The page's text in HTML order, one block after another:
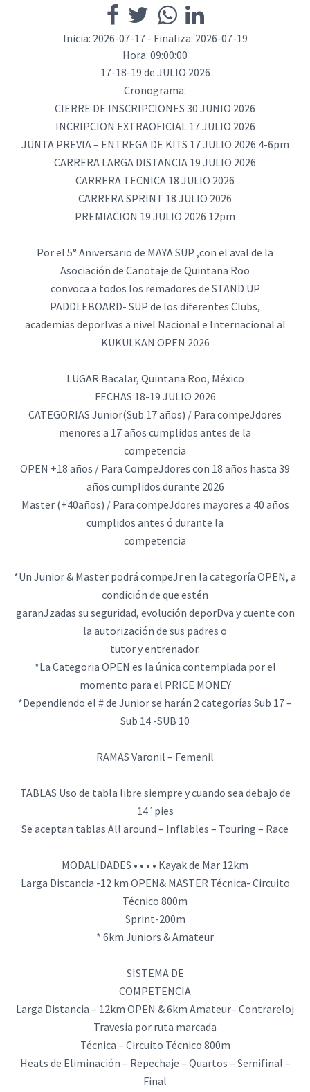
Inicia: 2026-07-17 - Finaliza: 2026-07-19
Hora: 09:00:00
17-18-19 de JULIO 2026
Cronograma:
CIERRE DE INSCRIPCIONES 30 JUNIO 2026
INCRIPCION EXTRAOFICIAL 17 JULIO 2026
JUNTA PREVIA – ENTREGA DE KITS 17 JULIO 2026 4-6pm
CARRERA LARGA DISTANCIA 19 JULIO 2026
CARRERA TECNICA 18 JULIO 2026
CARRERA SPRINT 18 JULIO 2026
PREMIACION 19 JULIO 2026 12pm
Por el 5° Aniversario de MAYA SUP ,con el aval de la
Asociación de Canotaje de Quintana Roo
convoca a todos los remadores de STAND UP
PADDLEBOARD- SUP de los diferentes Clubs,
academias deporIvas a nivel Nacional e Internacional al
KUKULKAN OPEN 2026
LUGAR Bacalar, Quintana Roo, México
FECHAS 18-19 JULIO 2026
CATEGORIAS Junior(Sub 17 años) / Para compeJdores
menores a 17 años cumplidos antes de la
competencia
OPEN +18 años / Para CompeJdores con 18 años hasta 39
años cumplidos durante 2026
Master (+40años) / Para compeJdores mayores a 40 años
cumplidos antes ó durante la
competencia
*Un Junior & Master podrá compeJr en la categoría OPEN, a
condición de que estén
garanJzadas su seguridad, evolución deporDva y cuente con
la autorización de sus padres o
tutor y entrenador.
*La Categoria OPEN es la única contemplada por el
momento para el PRICE MONEY
*Dependiendo el # de Junior se harán 2 categorías Sub 17 –
Sub 14 -SUB 10
RAMAS Varonil – Femenil
TABLAS Uso de tabla libre siempre y cuando sea debajo de
14´pies
Se aceptan tablas All around – Inflables – Touring – Race
MODALIDADES • • • • Kayak de Mar 12km
Larga Distancia -12 km OPEN& MASTER Técnica- Circuito
Técnico 800m
Sprint-200m
* 6km Juniors & Amateur
SISTEMA DE
COMPETENCIA
Larga Distancia – 12km OPEN & 6km Amateur– Contrareloj
Travesia por ruta marcada
Técnica – Circuito Técnico 800m
Heats de Eliminación – Repechaje – Quartos – Semifinal –
Final